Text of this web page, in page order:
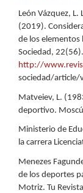
León Vázquez, L.
(2019).
de los elementos
Sociedad,
http://
sociedad/article/
Matveiev, L.
deportivo.
Ministerio de
la carrera
Menezes
de los deportes
Motriz. Tu